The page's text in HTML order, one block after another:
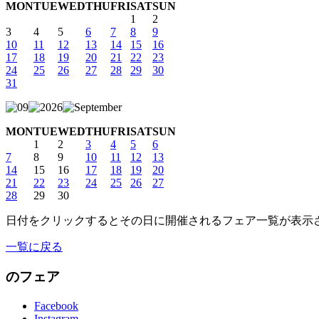
MONTUEWEDTHUFRISATSUN
1
2
3
4 5 6 7 8
9
10
11 12 13 14 15
16
17
18 19 20 21 22
23
24
25 26 27 28 29
30
31
MONTUEWEDTHUFRISATSUN
1
2 3 4 5
6
7
8 9 10 11 12
13
14
15 16 17 18 19
20
21
22 23 24 25 26
27
28
29 30
日付をクリックするとその日に開催されるフェア一覧が表示
一覧に戻る
のフェア
Facebook